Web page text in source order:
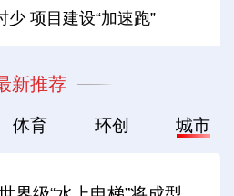
项目建设“加速跑”
新推荐
体育 环创 城市